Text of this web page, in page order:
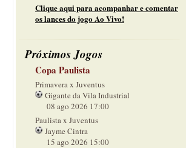
Clique aqui para acompanhar e comentar
os lances do jogo Ao Vivo!
Próximos Jogos
Copa Paulista
Primavera x Juventus
Gigante da Vila Industrial
08 ago 2026 17:00
Paulista x Juventus
Jayme Cintra
15 ago 2026 15:00